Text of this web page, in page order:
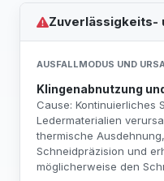
Zuverlässigkeits-
AUSFALLMODUS UND
Klingenabnutzung
Cause: Kontinuierliches
Ledermaterialien
thermische
Schneidpräzision und
möglicherweise den